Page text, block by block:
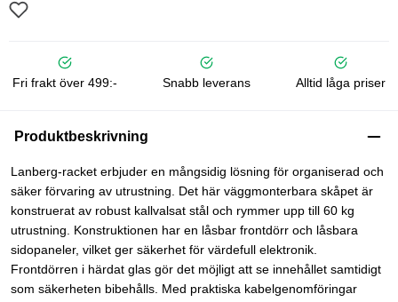
Fri frakt över 499:- Snabb leverans Alltid låga priser
Produktbeskrivning
Lanberg-racket erbjuder en mångsidig lösning för organiserad och
säker förvaring av utrustning. Det här väggmonterbara skåpet är
konstruerat av robust kallvalsat stål och rymmer upp till 60 kg
utrustning. Konstruktionen har en låsbar frontdörr och låsbara
sidopaneler, vilket ger säkerhet för värdefull elektronik.
Frontdörren i härdat glas gör det möjligt att se innehållet samtidigt
som säkerheten bibehålls. Med praktiska kabelgenomföringar